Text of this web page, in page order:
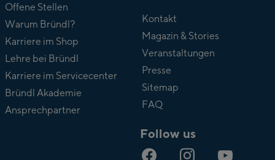
Offene Stellen
Warum Bründl?
Karriere im Shop
Lehre bei Bründl
Karriere im Servicecenter
Bründl Akademie
Ansprechpartner
Bründl
Kontakt
Magazin & Stories
Veranstaltungen
Presse
Sitemap
FAQ
Follow us